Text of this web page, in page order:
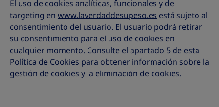
El uso de cookies analíticas, funcionales y de
targeting en www.laverdaddesupeso.es está sujeto al
consentimiento del usuario. El usuario podrá retirar
su consentimiento para el uso de cookies en
cualquier momento. Consulte el apartado 5 de esta
Política de Cookies para obtener información sobre la
gestión de cookies y la eliminación de cookies.